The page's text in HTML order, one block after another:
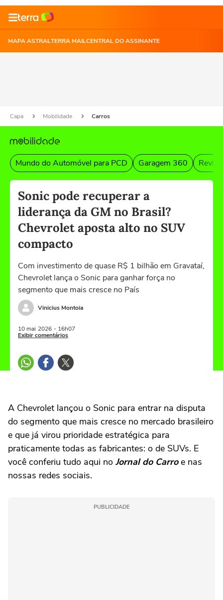
MAPA ASTRALTERRA MAILCENTRAL DO ASSINANTE
Capa Mobilidade Carros
Mundo do Automóvel para PCD Garagem 360
Sonic pode recuperar a
liderança da GM no Brasil?
Chevrolet aposta alto no SUV
compacto
Com investimento de quase R$ 1 bilhão em Gravataí,
Chevrolet lança o Sonic para ganhar força no
segmento que mais cresce no País
Vinicius Montoia
10 mai 2026 - 16h07
Exibir comentários
A Chevrolet lançou o Sonic para entrar na disputa
do segmento que mais cresce no mercado brasileiro
e que já virou prioridade estratégica para
praticamente todas as fabricantes: o de SUVs. E
você conferiu tudo aqui no Jornal do Carroe nas
nossas redes sociais.
PUBLICIDADE